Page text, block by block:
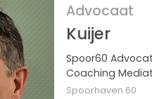
Advocaat
Kuijer
Spoor60
Coaching
Spoorhaven 60